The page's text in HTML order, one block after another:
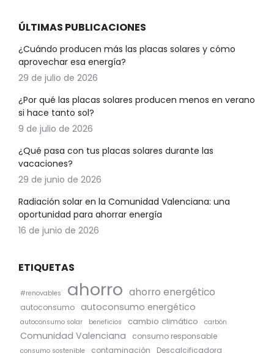
ÚLTIMAS PUBLICACIONES
¿Cuándo producen más las placas solares y cómo
aprovechar esa energía?
29 de julio de 2026
¿Por qué las placas solares producen menos en verano
si hace tanto sol?
9 de julio de 2026
¿Qué pasa con tus placas solares durante las
vacaciones?
29 de junio de 2026
Radiación solar en la Comunidad Valenciana: una
oportunidad para ahorrar energía
16 de junio de 2026
ETIQUETAS
#renovables ahorro ahorro energético
autoconsumo autoconsumo energético
autoconsumo solar beneficios cambio climático carbón
Comunidad Valenciana consumo responsable
consumo sostenible contaminación Descalcificadora